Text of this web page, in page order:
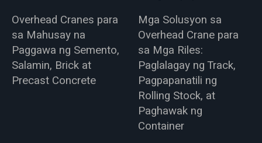
Overhead Cranes para
sa Mahusay na
Paggawa ng Semento,
Salamin, Brick at
Precast Concrete
Mga Solusyon sa
Overhead Crane para
sa Mga Riles:
Paglalagay ng Track,
Pagpapanatili ng
Rolling Stock, at
Paghawak ng
Container